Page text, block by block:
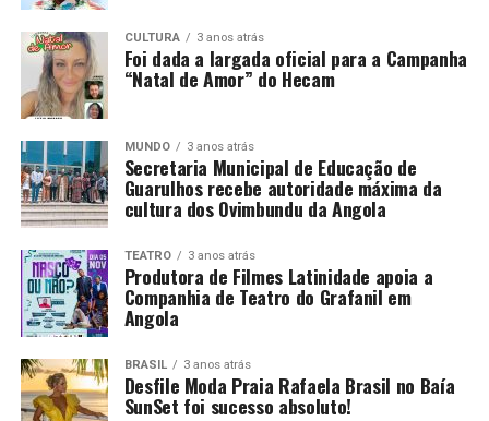
CULTURA 3 anos atrás
Foi dada a largada oficial para a Campanha
“Natal de Amor” do Hecam
MUNDO 3 anos atrás
Secretaria Municipal de Educação de
Guarulhos recebe autoridade máxima da
cultura dos Ovimbundu da Angola
TEATRO 3 anos atrás
Produtora de Filmes Latinidade apoia a
Companhia de Teatro do Grafanil em
Angola
BRASIL 3 anos atrás
Desfile Moda Praia Rafaela Brasil no Baía
SunSet foi sucesso absoluto!